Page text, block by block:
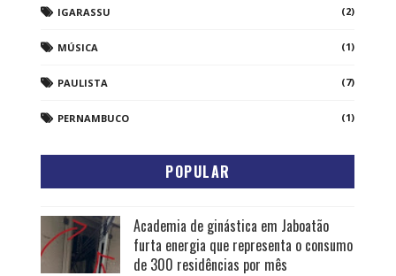
IGARASSU (2)
MÚSICA (1)
PAULISTA (7)
PERNAMBUCO (1)
POPULAR
Academia de ginástica em Jaboatão
furta energia que representa o consumo
de 300 residências por mês